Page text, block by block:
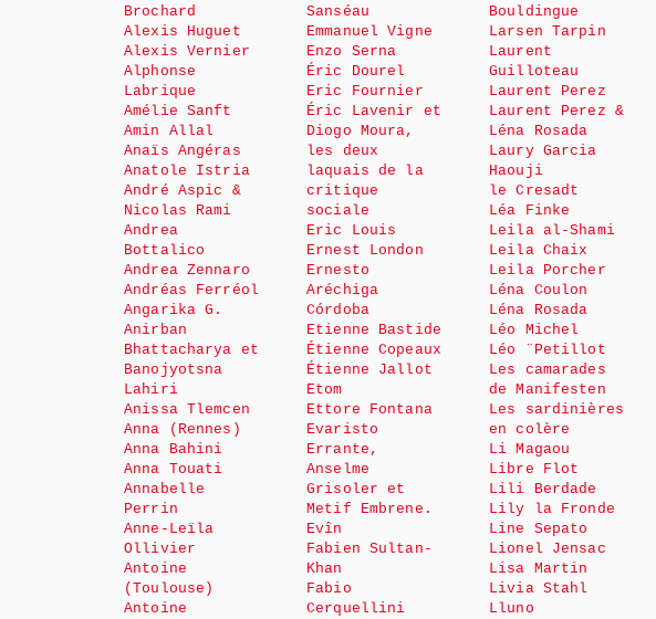
Brochard
Alexis Huguet
Alexis Vernier
Alphonse
Labrique
Amélie Sanft
Amin Allal
Anaïs Angéras
Anatole Istria
André Aspic &
Nicolas Rami
Andrea
Bottalico
Andrea Zennaro
Andréas Ferréol
Angarika G.
Anirban
Bhattacharya et
Banojyotsna
Lahiri
Anissa Tlemcen
Anna (Rennes)
Anna Bahini
Anna Touati
Annabelle
Perrin
Anne-Leïla
Ollivier
Antoine
(Toulouse)
Antoine
Sanséau
Emmanuel Vigne
Enzo Serna
Éric Dourel
Eric Fournier
Éric Lavenir et
Diogo Moura,
les deux
laquais de la
critique
sociale
Eric Louis
Ernest London
Ernesto
Aréchiga
Córdoba
Etienne Bastide
Étienne Copeaux
Étienne Jallot
Etom
Ettore Fontana
Evaristo
Errante,
Anselme
Grisoler et
Metif Embrene.
Evîn
Fabien Sultan-
Khan
Fabio
Cerquellini
Bouldingue
Larsen Tarpin
Laurent
Guilloteau
Laurent Perez
Laurent Perez &
Léna Rosada
Laury Garcia
Haouji
le Cresadt
Léa Finke
Leila al-Shami
Leila Chaix
Leila Porcher
Léna Coulon
Léna Rosada
Léo Michel
Léo ¨Petillot
Les camarades
de Manifesten
Les sardinières
en colère
Li Magaou
Libre Flot
Lili Berdade
Lily la Fronde
Line Sepato
Lionel Jensac
Lisa Martin
Livia Stahl
Lluno